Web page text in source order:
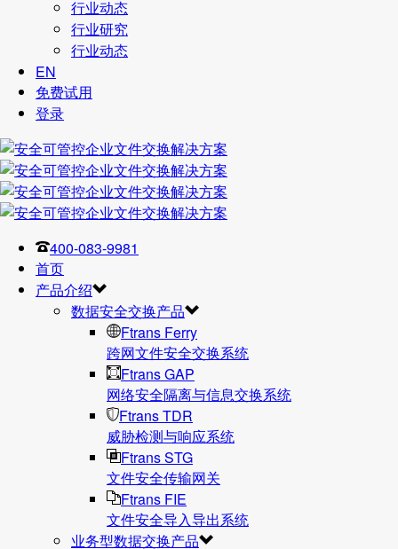
行业动态
行业研究
行业动态
EN
免费试用
登录
400-083-9981
首页
产品介绍
数据安全交换产品
Ftrans Ferry
跨网文件安全交换系统
Ftrans GAP
网络安全隔离与信息交换系统
Ftrans TDR
威胁检测与响应系统
Ftrans STG
文件安全传输网关
Ftrans FIE
文件安全导入导出系统
业务型数据交换产品